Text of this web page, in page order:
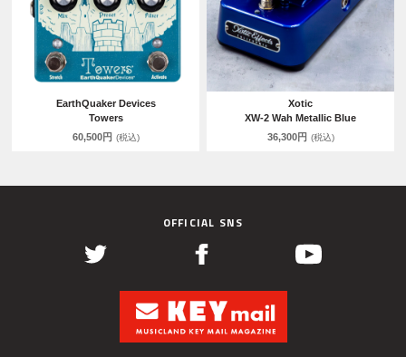
EarthQuaker Devices
Towers
60,500円 (税込)
Xotic
XW-2 Wah Metallic Blue
36,300円 (税込)
OFFICIAL SNS